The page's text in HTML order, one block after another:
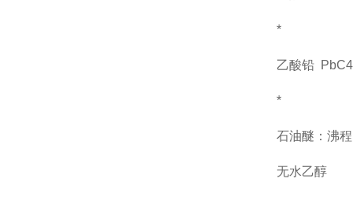
*
乙酸铅
*
石油醚：沸程
无水乙醇